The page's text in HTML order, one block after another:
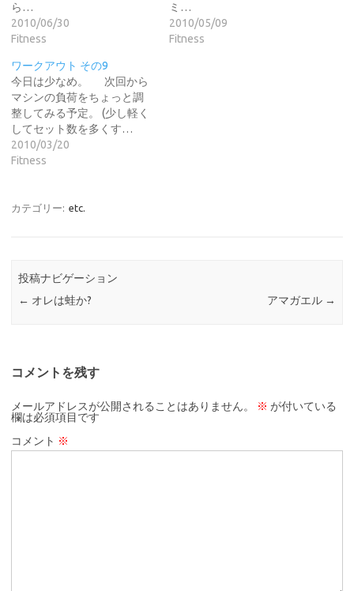
ら…
2010/06/30
Fitness
ミ…
2010/05/09
Fitness
ワークアウト その9
今日は少なめ。 次回から
マシンの負荷をちょっと調
整してみる予定。 (少し軽く
してセット数を多くす…
2010/03/20
Fitness
カテゴリー: etc.
投稿ナビゲーション
← オレは蛙か? アマガエル →
コメントを残す
メールアドレスが公開されることはありません。 ※ が付いている
欄は必須項目です
コメント ※